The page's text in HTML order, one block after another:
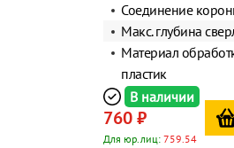
Соединение
Макс. глубина
Материал
пластик
В наличии
760 ₽
Для юр.лиц: 759.54